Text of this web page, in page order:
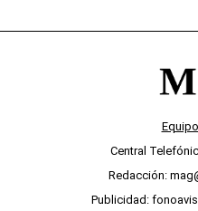
Central
Redacción:
Publicidad: